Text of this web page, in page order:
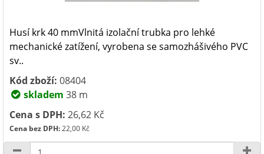
Husí krk 40 mmVlnitá izolační trubka pro lehké
mechanické zatížení, vyrobena se samozhášivého PVC
sv..
Kód zboží: 08404
skladem 38 m
Cena s DPH: 26,62 Kč
Cena bez DPH:22,00 Kč